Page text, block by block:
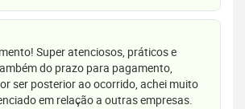
Super atenciosos, práticos e
do prazo para pagamento,
ser posterior ao ocorrido, achei muito
em relação a outras empresas.